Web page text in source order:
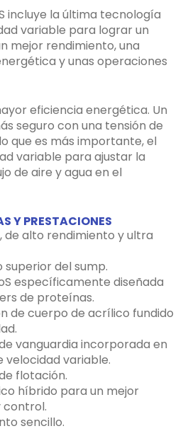
incluye la última tecnología
variable para lograr un
mejor rendimiento, una
y unas operaciones
eficiencia energética. Un
seguro con una tensión de
que es más importante, el
variable para ajustar la
de aire y agua en el
Y PRESTACIONES
de alto rendimiento y ultra
superior del sump.
específicamente diseñada
de proteínas.
de cuerpo de acrílico fundido
vanguardia incorporada en
velocidad variable.
flotación.
híbrido para un mejor
control.
sencillo.